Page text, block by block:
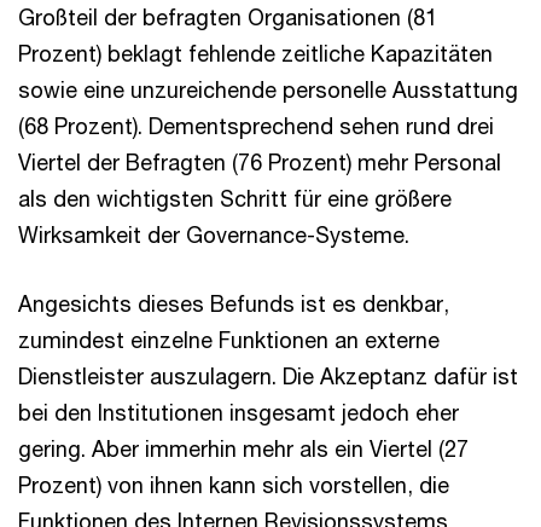
Großteil der befragten Organisationen (81
Prozent) beklagt fehlende zeitliche Kapazitäten
sowie eine unzureichende personelle Ausstattung
(68 Prozent). Dementsprechend sehen rund drei
Viertel der Befragten (76 Prozent) mehr Personal
als den wichtigsten Schritt für eine größere
Wirksamkeit der Governance-Systeme.
Angesichts dieses Befunds ist es denkbar,
zumindest einzelne Funktionen an externe
Dienstleister auszulagern. Die Akzeptanz dafür ist
bei den Institutionen insgesamt jedoch eher
gering. Aber immerhin mehr als ein Viertel (27
Prozent) von ihnen kann sich vorstellen, die
Funktionen des Internen Revisionssystems